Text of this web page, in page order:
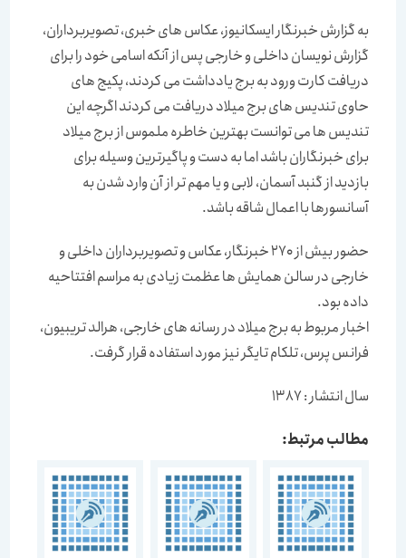
به گزارش خبرنگار ایسکانیوز، عکاس های خبری، تصویربرداران،
گزارش نویسان داخلی و خارجی پس از آنکه اسامی خود را برای
دریافت کارت ورود به برج یادداشت می کردند، پکیج های
حاوی تندیس های برج میلاد دریافت می کردند اگرچه این
تندیس ها می توانست بهترین خاطره ملموس از برج میلاد
برای خبرنگاران باشد اما به دست و پاگیرترین وسیله برای
بازدید از گنبد آسمان، لابی و یا مهم تر از آن وارد شدن به
آسانسورها با اعمال شاقه باشد.
حضور بیش از 270 خبرنگار، عکاس و تصویربرداران داخلی و
خارجی در سالن همایش ها عظمت زیادی به مراسم افتتاحیه
داده بود.
اخبار مربوط به برج میلاد در رسانه های خارجی، هرالد تریبیون،
فرانس پرس، تلکام تایگر نیز مورد استفاده قرار گرفت.
سال انتشار : 1387
مطالب مرتبط: